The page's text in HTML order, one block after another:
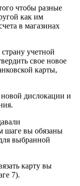
чтобы разные
как им
в магазинах
учетной
свое новое
карты,
дислокации и
вы обязаны
выбранной
карту вы
7).